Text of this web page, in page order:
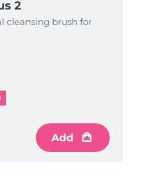
2
cleansing brush for
Add
2
cleansing brush for
Add